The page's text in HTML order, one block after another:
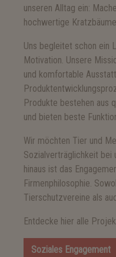
unseren Alltag ein:
hochwertige
Uns begleitet schon ein
Motivation. Unsere
und komfortable
Produkte bestehen aus
und bieten beste
Wir möchten Tier und
Sozialverträglichkeit bei
hinaus ist das
Firmenphilosophie.
Tierschutzvereine als
Entdecke hier alle
Soziales Engagement